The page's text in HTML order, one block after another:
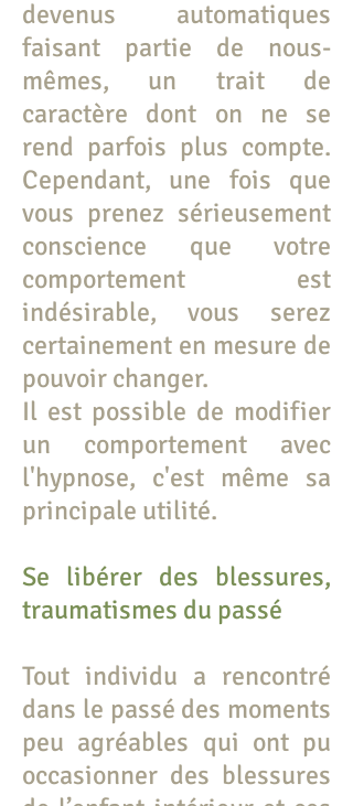
devenus automatiques
faisant partie de nous-
mêmes, un trait de
caractère dont on ne se
rend parfois plus compte.
Cependant, une fois que
vous prenez sérieusement
conscience que votre
comportement est
indésirable, vous serez
certainement en mesure de
pouvoir changer.
Il est possible de modifier
un comportement avec
l'hypnose, c'est même sa
principale utilité.
Se libérer des blessures,
traumatismes du passé
Tout individu a rencontré
dans le passé des moments
peu agréables qui ont pu
occasionner des blessures